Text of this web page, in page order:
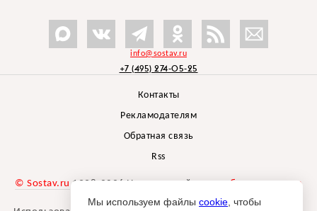
info@sostav.ru
+7 (495) 274-05-25
Контакты
Рекламодателям
Обратная связь
Rss
© Sostav.ru 1998-2026 Независимый проектбрендингового
агентства Depot
Мы используем файлы cookie , чтобы